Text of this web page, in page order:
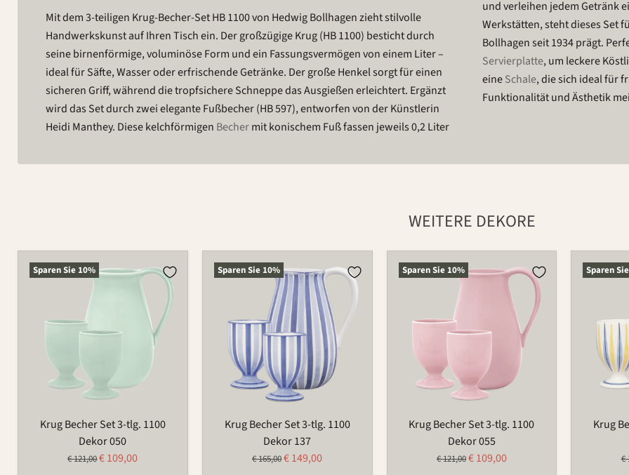
Mit dem 3-teiligen Krug-Becher-Set HB 1100 von Hedwig Bollhagen zieht stilvolle
Handwerkskunst auf Ihren Tisch ein. Der großzügige Krug (HB 1100) besticht durch
seine birnenförmige, voluminöse Form und ein Fassungsvermögen von einem Liter –
ideal für Säfte, Wasser oder erfrischende Getränke. Der große Henkel sorgt für einen
sicheren Griff, während die tropfsichere Schneppe das Ausgießen erleichtert. Ergänzt
wird das Set durch zwei elegante Fußbecher (HB 597), entworfen von der Künstlerin
Heidi Manthey. Diese kelchförmigen Bechermit konischem Fuß fassen jeweils 0,2 Liter
und verleihen jedem Getränk
Werkstätten, steht dieses Set
Bollhagen seit 1934 prägt.
Servierplatte, um leckere
eineSchale, die sich ideal für
Funktionalität und Ästhetik
WEITERE DEKORE
Sparen Sie 10%
Krug
Becher
Krug Becher Set 3-tlg. 1100
Dekor 050
Ursprünglicher
€ 121,00Aktueller
Preis
€ 109,00
Sparen Sie 10%
Krug
Becher
tlg.
Krug Becher Set 3-tlg. 1100
Dekor 137
Ursprünglicher
€ 165,00Aktueller
Preis
€ 149,00
Sparen Sie 10%
Krug
Becher
tlg.
Krug Becher Set 3-tlg. 1100
Dekor 055
Ursprünglicher
€ 121,00Aktueller
Preis
€ 109,00
Sparen Sie
Krug
Becher
1100
Krug
€